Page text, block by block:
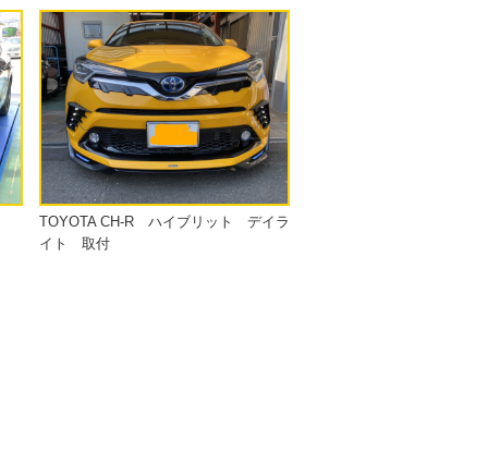
TOYOTA CH-R ハイブリット デイラ
イト 取付